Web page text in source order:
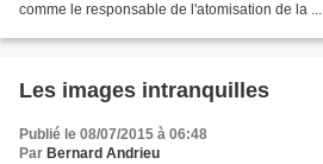
comme le responsable de l'atomisation de la ...
Les images intranquilles
Publié le 08/07/2015 à 06:48
Par Bernard Andrieu